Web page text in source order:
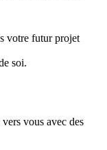
votre futur projet
soi.
vous avec des